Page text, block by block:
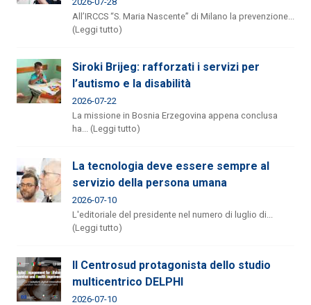
All’IRCCS “S. Maria Nascente” di Milano la prevenzione...
(Leggi tutto)
Siroki Brijeg: rafforzati i servizi per
l’autismo e la disabilità
2026-07-22
La missione in Bosnia Erzegovina appena conclusa
ha... (Leggi tutto)
La tecnologia deve essere sempre al
servizio della persona umana
2026-07-10
L'editoriale del presidente nel numero di luglio di...
(Leggi tutto)
Il Centrosud protagonista dello studio
multicentrico DELPHI
2026-07-10